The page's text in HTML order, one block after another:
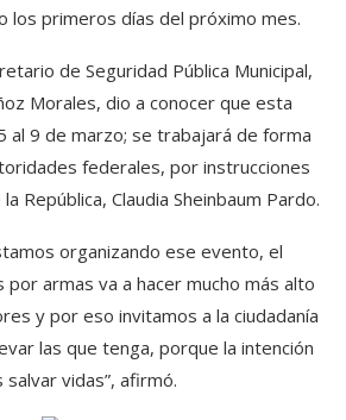
los primeros días del próximo mes.
de Seguridad Pública Municipal,
Morales, dio a conocer que esta
al 9 de marzo; se trabajará de forma
federales, por instrucciones
República, Claudia Sheinbaum Pardo.
organizando ese evento, el
armas va a hacer mucho más alto
y por eso invitamos a la ciudadanía
las que tenga, porque la intención
salvar vidas”, afirmó.